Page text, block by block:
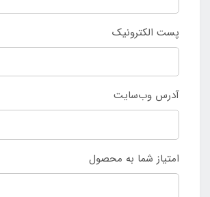
پست الکترونیک
آدرس وب‌سایت
امتیاز شما به محصول